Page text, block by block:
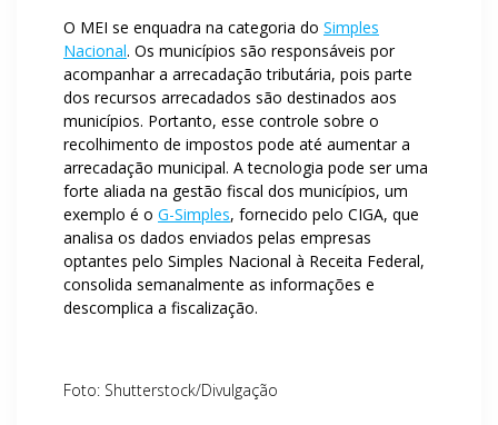
O MEI se enquadra na categoria do Simples
Nacional. Os municípios são responsáveis por
acompanhar a arrecadação tributária, pois parte
dos recursos arrecadados são destinados aos
municípios. Portanto, esse controle sobre o
recolhimento de impostos pode até aumentar a
arrecadação municipal. A tecnologia pode ser uma
forte aliada na gestão fiscal dos municípios, um
exemplo é o G-Simples, fornecido pelo CIGA, que
analisa os dados enviados pelas empresas
optantes pelo Simples Nacional à Receita Federal,
consolida semanalmente as informações e
descomplica a fiscalização.
Foto: Shutterstock/Divulgação